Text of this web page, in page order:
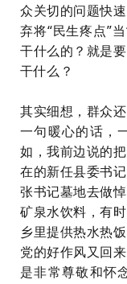
众关切的问题快
弃将“民生疼点”
干什么的？就是
干什么？
其实细想，群众
一句暖心的话，
如，我前边说的
在的新任县委书
张书记墓地去做
矿泉水饮料，有
乡里提供热水热
党的好作风又回
是非常尊敬和怀